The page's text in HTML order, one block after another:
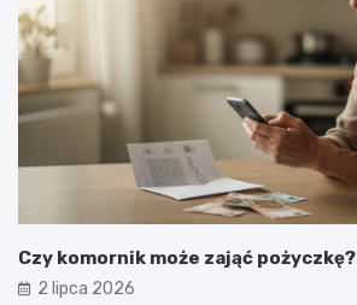
Czy komornik może zająć pożyczkę?
2 lipca 2026